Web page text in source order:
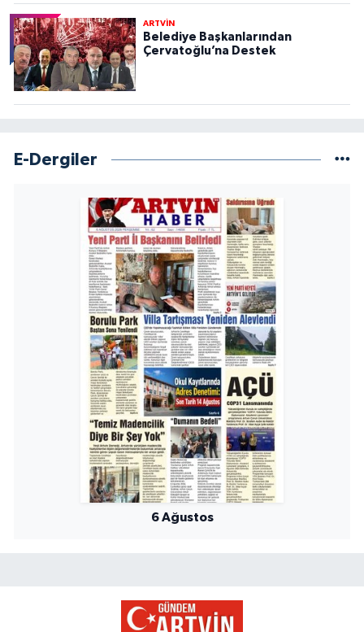
ARTVİN
Belediye Başkanlarından
Çervatoğlu’na Destek
E-Dergiler
6 Ağustos